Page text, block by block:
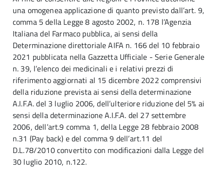
una omogenea applicazione di quanto previsto dall’art. 9,
comma 5 della Legge 8 agosto 2002, n. 178 l’Agenzia
Italiana del Farmaco pubblica, ai sensi della
Determinazione direttoriale AIFA n. 166 del 10 febbraio
2021 pubblicata nella Gazzetta Ufficiale - Serie Generale
n. 39, l’elenco dei medicinali e i relativi prezzi di
riferimento aggiornati al 15 dicembre 2022 comprensivi
della riduzione prevista ai sensi della determinazione
A.I.F.A. del 3 luglio 2006, dell’ulteriore riduzione del 5% ai
sensi della determinazione A.I.F.A. del 27 settembre
2006, dell’art.9 comma 1, della Legge 28 febbraio 2008
n.31 (Pay back) e del comma 9 dell’art.11 del
D.L.78/2010 convertito con modificazioni dalla Legge del
30 luglio 2010, n.122.